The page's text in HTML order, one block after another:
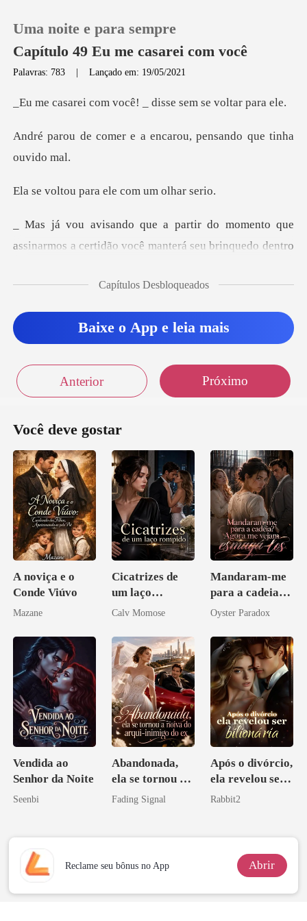
0
Loja
Sair
Uma noite e para sempre
Capítulo 49 Eu me casarei com você
Palavras: 783 |Lançado em: 19/05/2021
você! _ disse sem
e a encarou, pensando
para ele com u
omento que
assinarmos a certidão você m
ela mulher a
Capítulos Desbloqueados
Baixe o App e leia mais
Anterior Próximo
Você deve gostar
A noviça e o
Conde Viúvo
Mazane
Cicatrizes de
um laço
rompido
Calv Momose
Mandaram-me
para a cadeia?
Agora me
los
Oyster Paradox
Vendida ao
Senhor da Noite
Seenbi
Abandonada,
ela se tornou a
noiva do arqui-
Fading Signal
Após o divórcio,
ela revelou ser
bilionária
Rabbit2
Reclame seu bônus no App Abrir